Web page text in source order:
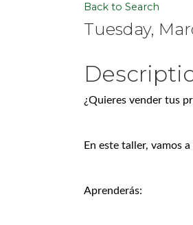
Back to Search
Tuesday,
¿Quieres vender tus
En este taller, vamos
Aprenderás: